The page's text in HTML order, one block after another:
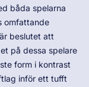
båda spelarna
omfattande
beslutet att
på dessa spelare
form i kontrast
inför ett tufft